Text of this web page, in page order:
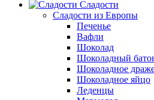
Сладости
Сладости из Европы
Печенье
Вафли
Шоколад
Шоколадный
Шоколадное
Шоколадное яйцо
Леденцы